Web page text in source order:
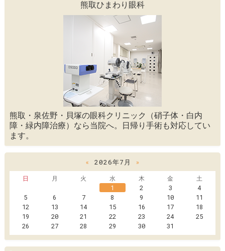
熊取ひまわり眼科
熊取・泉佐野・貝塚の眼科クリニック（硝子体・白内
障・緑内障治療）なら当院へ。日帰り手術も対応してい
ます。
« 2026年7月
»
日
月 火 水 木 金
土
1
2 3
4
5
6 7 8 9 10
11
12
13 14 15 16 17
18
19
20 21 22 23 24
25
26
27 28 29 30 31